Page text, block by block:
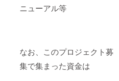
ニューアル等
なお、このプロジェクト募
集で集まった資金は